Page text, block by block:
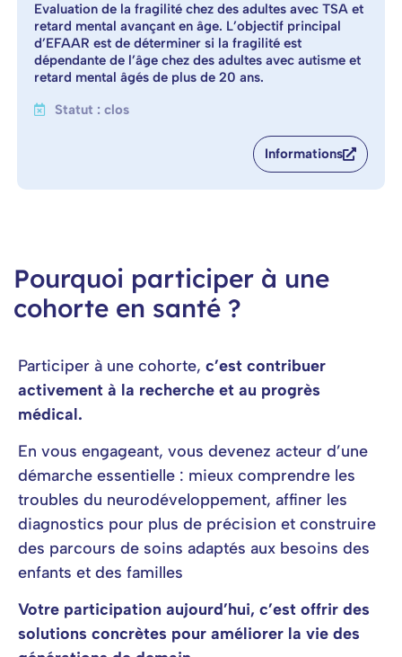
Evaluation de la fragilité chez des adultes avec TSA et
retard mental avançant en âge. L’objectif principal
d’EFAAR est de déterminer si la fragilité est
dépendante de l’âge chez des adultes avec autisme et
retard mental âgés de plus de 20 ans.
Statut : clos
Informations
Pourquoi participer à une
cohorte en santé ?
Participer à une cohorte, c’est contribuer
activement à la recherche et au progrès
médical.
En vous engageant, vous devenez acteur d’une
démarche essentielle : mieux comprendre les
troubles du neurodéveloppement, affiner les
diagnostics pour plus de précision et construire
des parcours de soins adaptés aux besoins des
enfants et des familles
Votre participation aujourd’hui, c’est offrir des
solutions concrètes pour améliorer la vie des